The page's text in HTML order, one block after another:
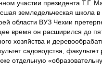
участии президента Т.Г.
земледельческая школа
области ВУЗ Чехии
время он расширился до
хозяйства и
садоводства, факультет
отдельную